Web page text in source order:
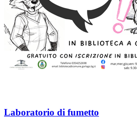
Laboratorio di fumetto